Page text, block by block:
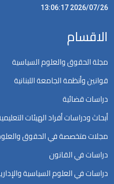
2026/07/26 13:06:17
الاقسام
مجلة الحقوق والعلوم السياسية
قوانين وأنظمة الجامعة اللبنانية
دراسات قضائية
أبحاث ودراسات أفراد الهيئات
مجلات متخصصة في الحقوق
دراسات في القانون
دراسات في العلوم السياسية